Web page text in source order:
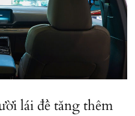
lái để tăng thêm